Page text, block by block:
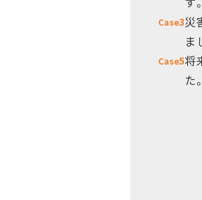
Case3災
ま
Case5将
た。